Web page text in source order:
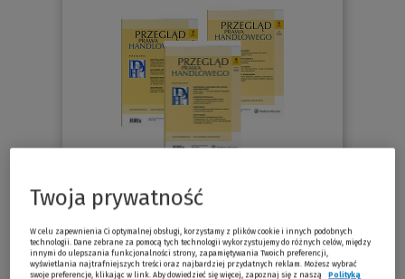
Już od 76.30 zł
Sprawdź
Twoja prywatność
W celu zapewnienia Ci optymalnej obsługi, korzystamy z plików cookie i innych podobnych
technologii. Dane zebrane za pomocą tych technologii wykorzystujemy do różnych celów, między
innymi do ulepszania funkcjonalności strony, zapamiętywania Twoich preferencji,
wyświetlania najtrafniejszych treści oraz najbardziej przydatnych reklam. Możesz wybrać
swoje preferencje, klikając w link. Aby dowiedzieć się więcej, zapoznaj się z naszą
Polityką